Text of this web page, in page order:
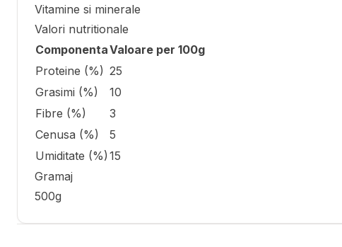
Vitamine si minerale
Valori nutritionale
ComponentaValoare per 100g
Proteine (%) 25
Grasimi (%)
10
Fibre (%)
3
Cenusa (%)
5
Umiditate (%) 15
Gramaj
500g